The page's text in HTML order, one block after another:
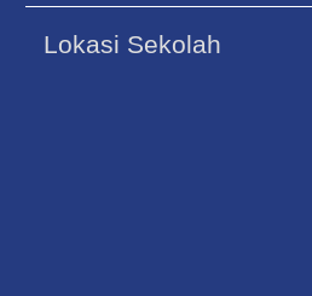
Lokasi Sekolah